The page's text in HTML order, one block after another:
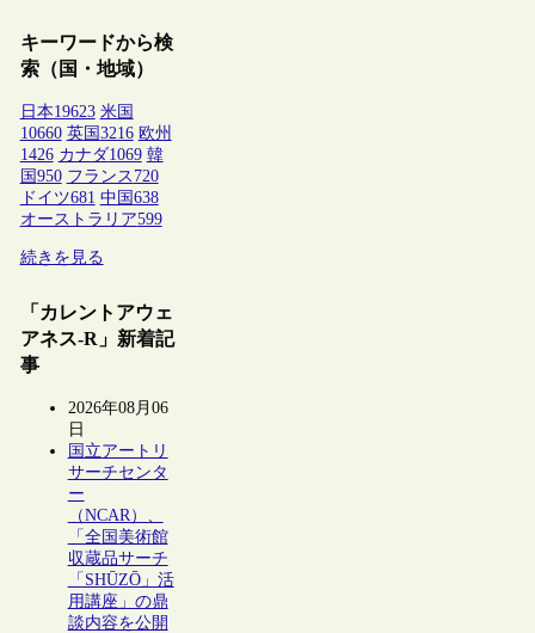
キーワードから検
索（国・地域）
日本19623 米国
10660 英国 3216 欧州
1426 カナダ1069 韓
国 950 フランス 720
ドイツ681 中国 638
オーストラリア599
続きを見る
「カレントアウェ
アネス-R」新着記
事
2026年08月06
日
国立アートリ
サーチセンタ
ー
（NCAR）、
「全国美術館
収蔵品サーチ
「SHŪZŌ」活
用講座」の鼎
談内容を公開